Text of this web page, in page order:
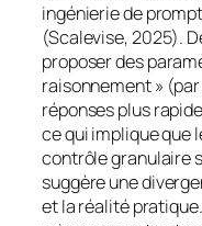
ingénierie deprompt
(Scalevise, 2025).
proposer des
raisonnement »
réponses plus
ce qui implique que
contrôle granulaire
suggère une
et la réalité pratique.